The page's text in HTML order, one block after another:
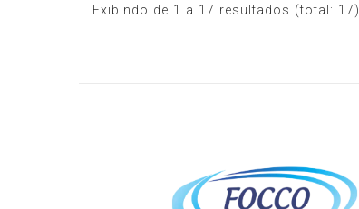
Exibindo de 1 a 17 resultados (total: 17)